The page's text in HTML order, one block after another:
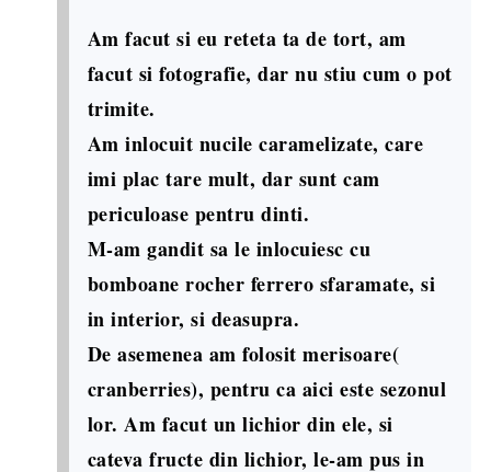
Am facut si eu reteta ta de tort, am
facut si fotografie, dar nu stiu cum o pot
trimite.
Am inlocuit nucile caramelizate, care
imi plac tare mult, dar sunt cam
periculoase pentru dinti.
M-am gandit sa le inlocuiesc cu
bomboane rocher ferrero sfaramate, si
in interior, si deasupra.
De asemenea am folosit merisoare(
cranberries), pentru ca aici este sezonul
lor. Am facut un lichior din ele, si
cateva fructe din lichior, le-am pus in